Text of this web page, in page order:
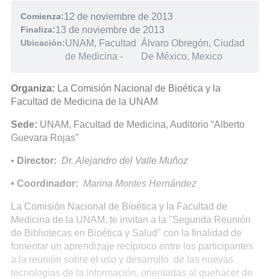
Comienza:12 de noviembre de 2013
Finaliza:13 de noviembre de 2013
Ubicación:UNAM, Facultad
de Medicina -
Álvaro Obregón, Ciudad
De México, Mexico
Organiza: La Comisión Nacional de Bioética y la
Facultad de Medicina de la UNAM
Sede: UNAM, Facultad de Medicina, Auditorio “Alberto
Guevara Rojas”
• Director: Dr. Alejandro del Valle Muñoz
• Coordinador: Marina Montes Hernández
La Comisión Nacional de Bioética y la Facultad de
Medicina de la UNAM, te invitan a la "Segunda Reunión
de Bibliotecas en Bioética y Salud" con la finalidad de
fomentar un aprendizaje recíproco entre los participantes
a la reunión sobre el uso y desarrollo de las nuevas
tecnologías de la información, orientadas al quehacer de